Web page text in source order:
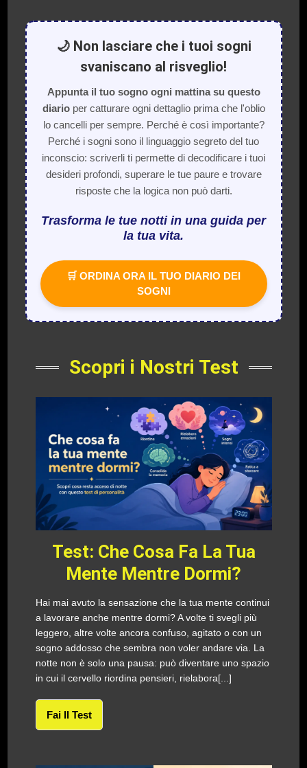
🌙 Non lasciare che i tuoi sogni
svaniscano al risveglio!
Appunta il tuo sogno ogni mattina su questo
diarioper catturare ogni dettaglio prima che l'oblio
lo cancelli per sempre. Perché è così importante?
Perché i sogni sono il linguaggio segreto del tuo
inconscio: scriverli ti permette di decodificare i tuoi
desideri profondi, superare le tue paure e trovare
risposte che la logica non può darti.
Trasforma le tue notti in una guida per
la tua vita.
🛒 ORDINA ORA IL TUO DIARIO DEI
SOGNI
Scopri i Nostri Test
Test: Che Cosa Fa La Tua
Mente Mentre Dormi?
Hai mai avuto la sensazione che la tua mente continui
a lavorare anche mentre dormi? A volte ti svegli più
leggero, altre volte ancora confuso, agitato o con un
sogno addosso che sembra non voler andare via. La
notte non è solo una pausa: può diventare uno spazio
in cui il cervello riordina pensieri, rielabora[...]
Fai Il Test